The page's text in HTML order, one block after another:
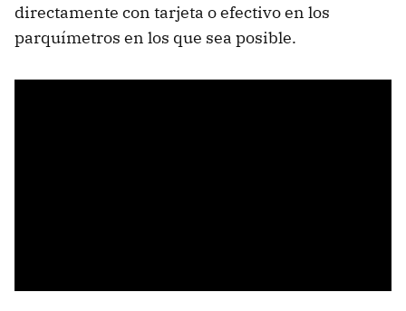
directamente con tarjeta o efectivo en los
parquímetros en los que sea posible.